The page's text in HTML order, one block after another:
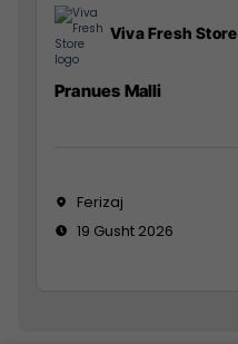
Viva Fresh Store
Pranues Malli
Ferizaj
19 Gusht 2026